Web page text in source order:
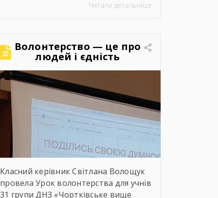
захисту науково-дослідницьких робіт
господарства Чортківського
району».Дослідження виконане під
вирізняється актуальністю теми,
ґрунтовним аналізом та прагненням
осмислити сучасні виклики й
перспективи розвитку аграрної
сфери Чортківського […]
Читати детальніше
Волонтерство — це про
людей і єдність
Класний керівник Світлана Волощук
провела Урок волонтерства для учнів
31 групи ДНЗ «Чортківське вище